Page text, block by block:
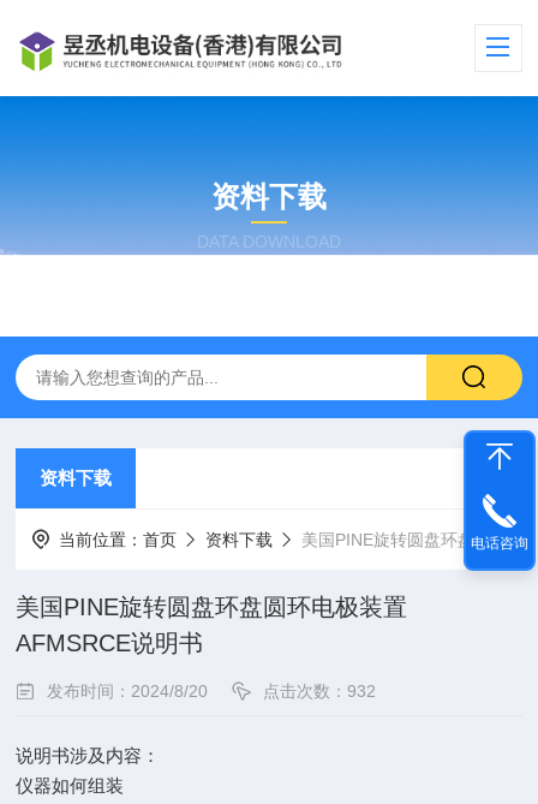
资料下载
DATA DOWNLOAD
资料下载
当前位置：首页 资料下载 美国PINE旋转圆盘环盘圆环电极装置AFMSRCE说明书
美国PINE旋转圆盘环盘圆环电极装置
AFMSRCE说明书
发布时间：2024/8/20 点击次数：932
说明书涉及内容：
仪器如何组装
电话咨询